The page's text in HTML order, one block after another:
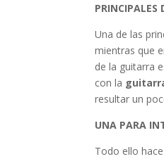
PRINCIPALES
Una de las
mientras que
de la guitarra
con la
resultar un
UNA PARA
Todo ello